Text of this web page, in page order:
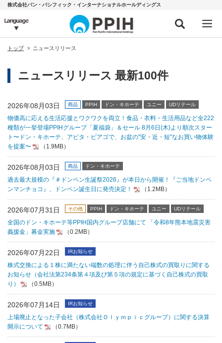
株式会社パン・パシフィック・インターナショナルホールディングス
トップ ニュースリリース
ニュースリリース 最新100件
2026年08月03日 商品 PPIH ドン・キホーテ ユニー UDリテール
物価高に応える生活応援とワクワクを両立！食品・衣料・生活用品など全222
種類が一挙登場PPIHグループ「夏福袋」＆セール 8月6日(木)より順次スター
ト〜ドン・キホーテ、アピタ・ピアゴで、お盆の"安・近・短"なお買い物体験
を提案〜
（1.9MB）
2026年08月03日 商品 ドン・キホーテ
過去最大規模の『＃ドンペン生誕祭2026』が本日から開催！『ご当地ドンペ
ンマンチョコ』、ドンペン誕生日に発売決定！
（1.2MB）
2026年07月31日 その他 PPIH ドン・キホーテ ユニー UDリテール
全国のドン・キホーテ等PPIH国内グループ店舗にて 「令和8年熊本地震災害
義援金」募金実施
（0.2MB）
2026年07月22日 IRお知らせ
株式交換による１株に満たない端数の処理に伴う自己株式の買取りに関する
お知らせ（会社法第234条第４項及び第５項の規定に基づく自己株式の買取
り）
（0.5MB）
2026年07月14日 IRお知らせ
上場廃止となった子会社（株式会社Ｏｌｙｍｐｉｃグループ）に関する決算
開示について
（0.7MB）